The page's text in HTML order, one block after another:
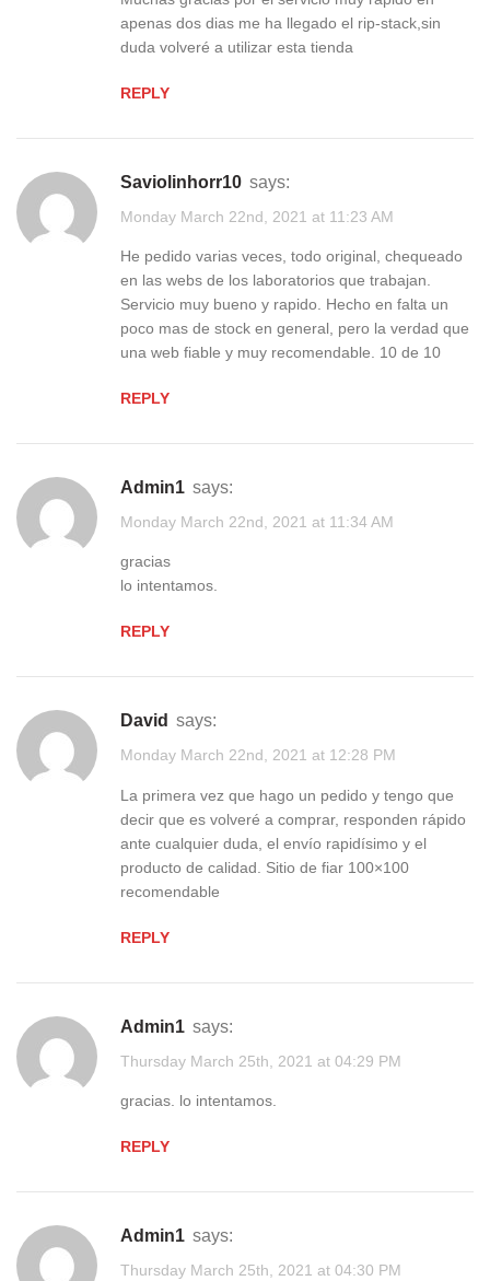
apenas dos dias me ha llegado el rip-stack,sin
duda volveré a utilizar esta tienda
REPLY
saviolinhorr10 says:
Monday March 22nd, 2021 at 11:23 AM
He pedido varias veces, todo original, chequeado
en las webs de los laboratorios que trabajan.
Servicio muy bueno y rapido. Hecho en falta un
poco mas de stock en general, pero la verdad que
una web fiable y muy recomendable. 10 de 10
REPLY
admin1 says:
Monday March 22nd, 2021 at 11:34 AM
gracias
lo intentamos.
REPLY
David says:
Monday March 22nd, 2021 at 12:28 PM
La primera vez que hago un pedido y tengo que
decir que es volveré a comprar, responden rápido
ante cualquier duda, el envío rapidísimo y el
producto de calidad. Sitio de fiar 100×100
recomendable
REPLY
admin1 says:
Thursday March 25th, 2021 at 04:29 PM
gracias. lo intentamos.
REPLY
admin1 says:
Thursday March 25th, 2021 at 04:30 PM